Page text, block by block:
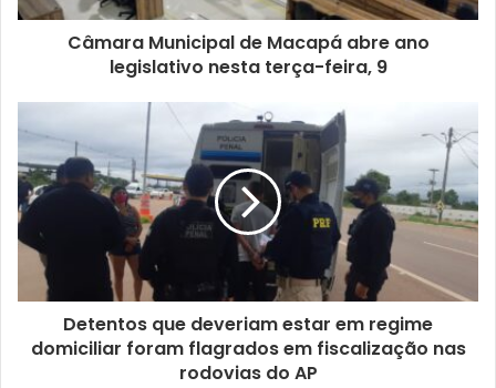
Câmara Municipal de Macapá abre ano
legislativo nesta terça-feira, 9
Detentos que deveriam estar em regime
domiciliar foram flagrados em fiscalização nas
rodovias do AP